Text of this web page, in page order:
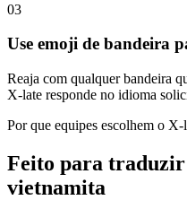
03
Use emoji de bandeira
Reaja com qualquer bandeira
X-late responde no idioma
Por que equipes escolhem o X-
Feito para traduzir
vietnamita